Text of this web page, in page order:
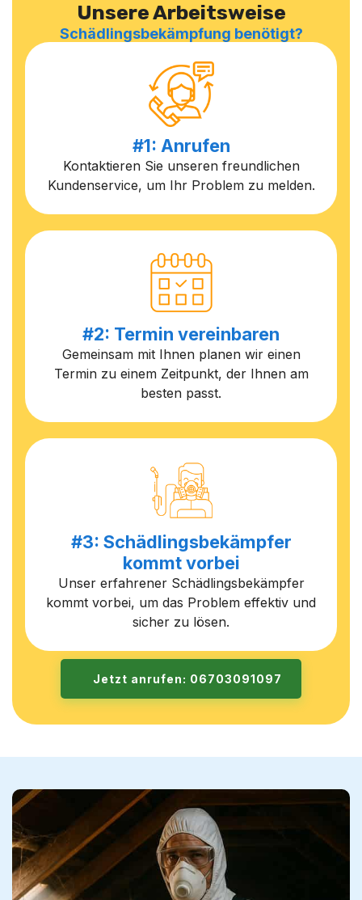
Unsere Arbeitsweise
Schädlingsbekämpfung benötigt?
#1: Anrufen
Kontaktieren Sie unseren freundlichen
Kundenservice, um Ihr Problem zu melden.
#2: Termin vereinbaren
Gemeinsam mit Ihnen planen wir einen
Termin zu einem Zeitpunkt, der Ihnen am
besten passt.
#3: Schädlingsbekämpfer
kommt vorbei
Unser erfahrener Schädlingsbekämpfer
kommt vorbei, um das Problem effektiv und
sicher zu lösen.
Jetzt anrufen: 06703091097